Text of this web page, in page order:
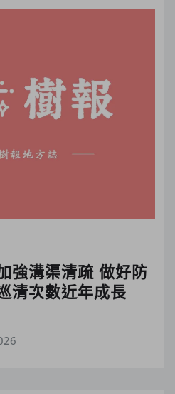
強溝渠清疏 做好防
清次數近年成長